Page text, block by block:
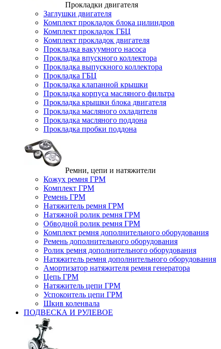
Прокладки двигателя
Заглушки двигателя
Комплект прокладок блока цилиндров
Комплект прокладок ГБЦ
Комплект прокладок двигателя
Прокладка вакуумного насоса
Прокладка впускного коллектора
Прокладка выпускного коллектора
Прокладка ГБЦ
Прокладка клапанной крышки
Прокладка корпуса масляного фильтра
Прокладка крышки блока двигателя
Прокладка масляного охладителя
Прокладка масляного поддона
Прокладка пробки поддона
Ремни, цепи и натяжители
Кожух ремня ГРМ
Комплект ГРМ
Ремень ГРМ
Натяжитель ремня ГРМ
Натяжной ролик ремня ГРМ
Обводной ролик ремня ГРМ
Комплект ремня дополнительного оборудования
Ремень дополнительного оборудования
Ролик ремня дополнительного оборудования
Натяжитель ремня дополнительного оборудования
Амортизатор натяжителя ремня генератора
Цепь ГРМ
Натяжитель цепи ГРМ
Успокоитель цепи ГРМ
Шкив коленвала
ПОДВЕСКА И РУЛЕВОЕ